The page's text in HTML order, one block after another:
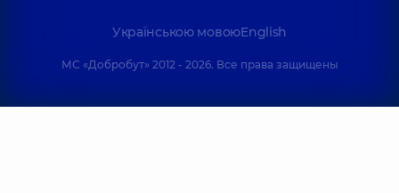
Українською мовоюEnglish
МС «Добробут» 2012 - 2026. Все права защищены